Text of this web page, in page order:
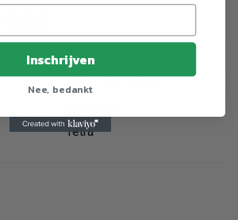
765878
4004218735026
Tetra
Inschrijven
Nee, bedankt